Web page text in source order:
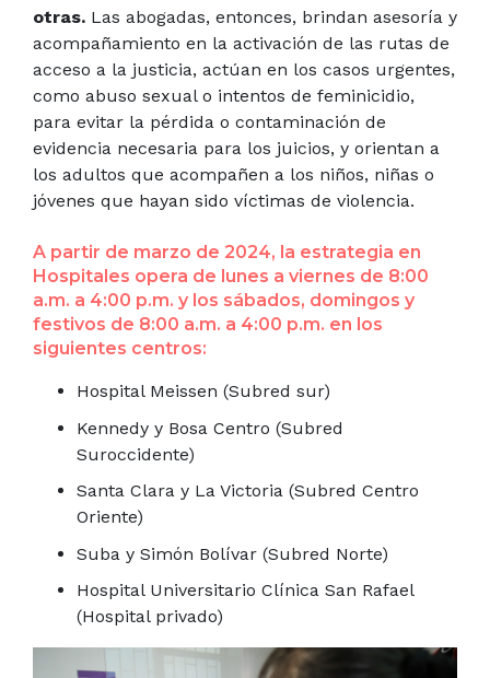
otras. Las abogadas, entonces, brindan asesoría y
acompañamiento en la activación de las rutas de
acceso a la justicia, actúan en los casos urgentes,
como abuso sexual o intentos de feminicidio,
para evitar la pérdida o contaminación de
evidencia necesaria para los juicios, y orientan a
los adultos que acompañen a los niños, niñas o
jóvenes que hayan sido víctimas de violencia.
A partir de marzo de 2024, la estrategia en
Hospitales opera de lunes a viernes de 8:00
a.m. a 4:00 p.m. y los sábados, domingos y
festivos de 8:00 a.m. a 4:00 p.m. en los
siguientes centros:
Hospital Meissen (Subred sur)
Kennedy y Bosa Centro (Subred
Suroccidente)
Santa Clara y La Victoria (Subred Centro
Oriente)
Suba y Simón Bolívar (Subred Norte)
Hospital Universitario Clínica San Rafael
(Hospital privado)